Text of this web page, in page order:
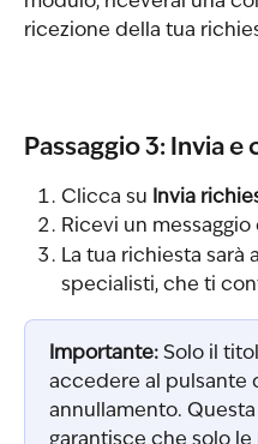
ricezione della tua
Passaggio 3: Invia e
Clicca su
Invia
Ricevi un
La tua richiesta sarà
specialisti, che ti
Importante: Solo il
accedere al pulsante
annullamento.
garantisce che solo